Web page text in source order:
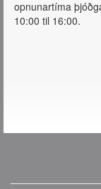
opnunartíma
10:00 til 16:00.